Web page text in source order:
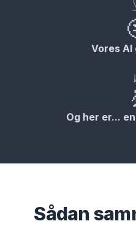
Vores AI
Og her er...
Sådan